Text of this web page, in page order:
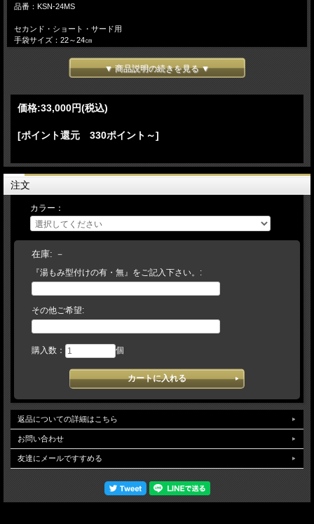
品番：KSN-24MS
セカンド・ショート・サード用
手袋サイズ：22～24㎝
久保田スラッガー『江頭師匠直伝の本格湯もみ型づけ』をして捕球感の伝わる素手
大切にまごころ込めた『手造りのこころ』で型造りのお手伝いをいたします。手入
れ部が小さめの為、手の小さな方向き。 予告なく仕様（カラー・刻印・ラベル
【 湯もみ型づけ ご依頼のお客様へ 】
注文の流れ
【お客様/ 『湯もみ型づけ有 と記載して』 商品をカートに入れてご注文】
→【当店/在庫の有無と、型づけ仕様（逆トジ・ 土手紐抜き・手首調整など）をご
連絡します。ご不明な場合は電話・メール等でお問い 合わせください】→【お客
様/ご希望事項を記載の上、仕様書を返信】→【当店/確認後、加工を致します】
（加工日数は約7～１０日） 【当店では、実店舗在庫とメーカー在庫で運営してお
ります。万が一、店舗・メーカー在庫ともに品切れの場合には、何卒ご容赦頂けま
取って久保田スラッガーならではの豊富ななサイズをご確認下さいませ。
▼ 商品説明の続きを見る ▼
価格:33,000円(税込)
[ポイント還元 330ポイント～]
注文
カラー：
在庫: －
『湯もみ型付けの有・無』をご記入下さい。:
その他ご希望:
購入数： 個
返品についての詳細はこちら
お問い合わせ
友達にメールですすめる